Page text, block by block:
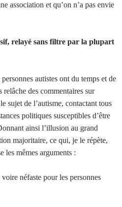
association et qu’on n’a pas envie
relayé sans filtre par la plupart
autistes ont du temps et de
des commentaires sur
sujet de l’autisme, contactant tous
politiques susceptibles d’être
ainsi l’illusion au grand
majoritaire, ce qui, je le répète,
les mêmes arguments :
néfaste pour les personnes